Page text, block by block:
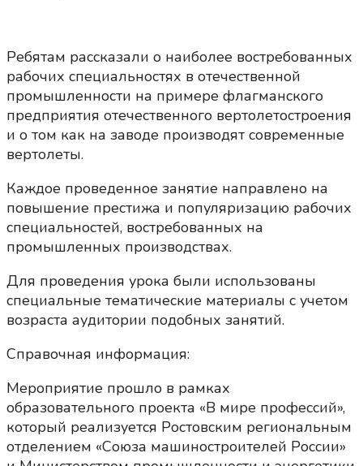
Ребятам рассказали о наиболее востребованных
рабочих специальностях в отечественной
промышленности на примере флагманского
предприятия отечественного вертолетостроения
и о том как на заводе производят современные
вертолеты.
Каждое проведенное занятие направлено на
повышение престижа и популяризацию рабочих
специальностей, востребованных на
промышленных производствах.
Для проведения урока были использованы
специальные тематические материалы с учетом
возраста аудитории подобных занятий.
Справочная информация:
Мероприятие прошло в рамках
образовательного проекта «В мире профессий»,
который реализуется Ростовским региональным
отделением «Союза машиностроителей России»